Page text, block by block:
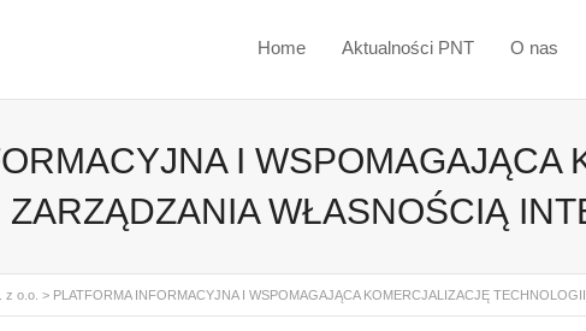
Home Aktualności PNT O nas
I WSPOMAGAJĄCA
WŁASNOŚCIĄ
z o.o. > PLATFORMA INFORMACYJNA I WSPOMAGAJĄCA KOMERCJALIZACJĘ